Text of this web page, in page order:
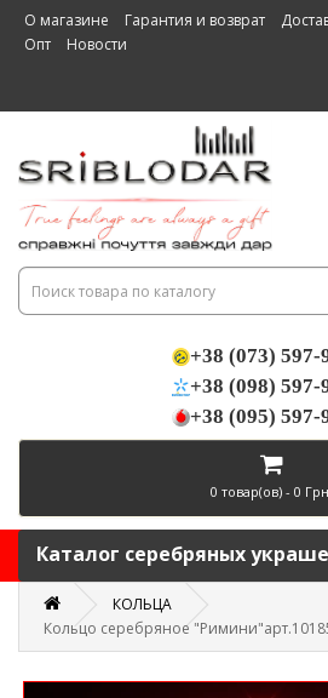
О магазине Гарантия и возврат
Опт
Новости
+38 (073) 597-
+38 (098) 597-
+38 (095) 597-
0 товар(ов) - 0
Каталог серебряных
КОЛЬЦА
Кольцо серебряное